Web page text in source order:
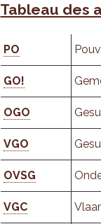
Tableau des
PO
GO!
OGO
VGO
OVSG
VGC